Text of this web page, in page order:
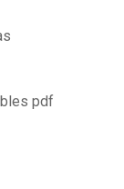
pdf